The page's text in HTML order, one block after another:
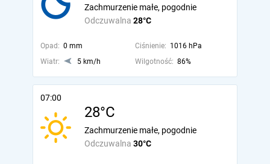
Odczuwalna 28°C
Zachmurzenie małe, pogodnie
Opad: 0 mm Ciśnienie: 1016 hPa
Wiatr:
5 km/h Wilgotność: 86%
07:00
28°C
Odczuwalna 30°C
Zachmurzenie małe, pogodnie